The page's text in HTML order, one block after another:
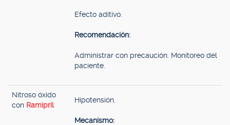
Efecto aditivo.
Recomendación:
Administrar con precaución. Monitoreo del
paciente.
Nitroso óxido
con Ramipril
Hipotensión.
Mecanismo: